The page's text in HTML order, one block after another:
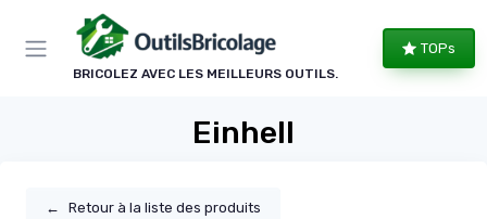
BRICOLEZ AVEC LES MEILLEURS OUTILS.
TOPs
Einhell
← Retour à la liste des produits
Panneau de gestion des cookies